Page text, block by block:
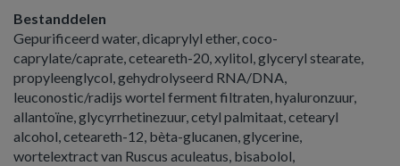
Bestanddelen
Gepurificeerd water, dicaprylyl ether, coco-
caprylate/caprate, ceteareth-20, xylitol, glyceryl stearate,
propyleenglycol, gehydrolyseerd RNA/DNA,
leuconostic/radijs wortel ferment filtraten, hyaluronzuur,
allantoïne, glycyrrhetinezuur, cetyl palmitaat, cetearyl
alcohol, ceteareth-12, bèta-glucanen, glycerine,
wortelextract van Ruscus aculeatus, bisabolol,